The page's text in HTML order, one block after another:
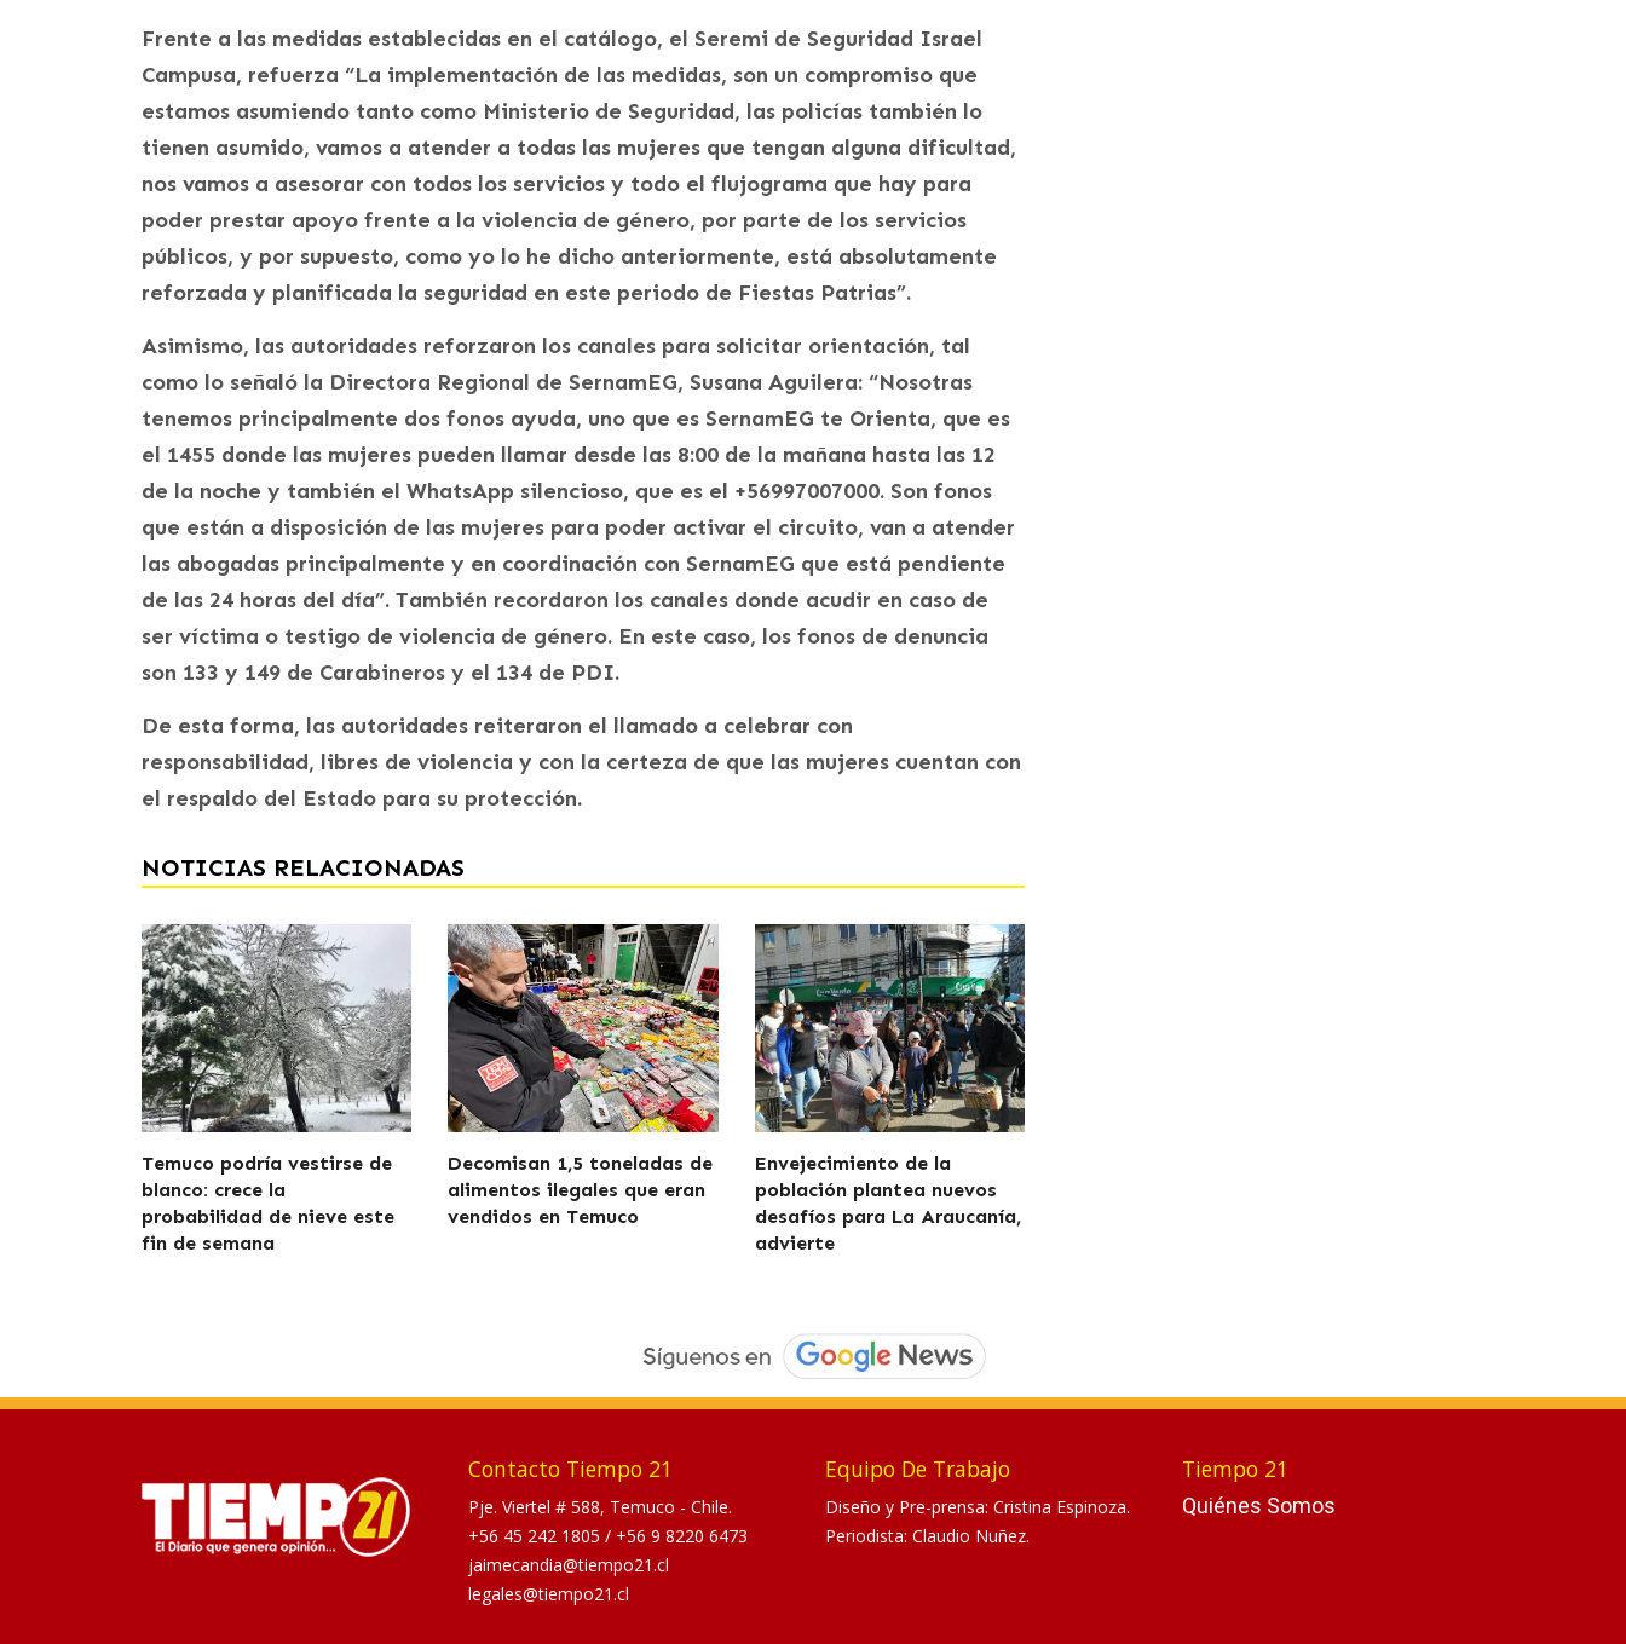
Frente a las medidas establecidas en el catálogo, el Seremi de Seguridad Israel
Campusa, refuerza “La implementación de las medidas, son un compromiso que
estamos asumiendo tanto como Ministerio de Seguridad, las policías también lo
tienen asumido, vamos a atender a todas las mujeres que tengan alguna dificultad,
nos vamos a asesorar con todos los servicios y todo el flujograma que hay para
poder prestar apoyo frente a la violencia de género, por parte de los servicios
públicos, y por supuesto, como yo lo he dicho anteriormente, está absolutamente
reforzada y planificada la seguridad en este periodo de Fiestas Patrias”.
Asimismo, las autoridades reforzaron los canales para solicitar orientación, tal
como lo señaló la Directora Regional de SernamEG, Susana Aguilera: “Nosotras
tenemos principalmente dos fonos ayuda, uno que es SernamEG te Orienta, que es
el 1455 donde las mujeres pueden llamar desde las 8:00 de la mañana hasta las 12
de la noche y también el WhatsApp silencioso, que es el +56997007000. Son fonos
que están a disposición de las mujeres para poder activar el circuito, van a atender
las abogadas principalmente y en coordinación con SernamEG que está pendiente
de las 24 horas del día”. También recordaron los canales donde acudir en caso de
ser víctima o testigo de violencia de género. En este caso, los fonos de denuncia
son 133 y 149 de Carabineros y el 134 de PDI.
De esta forma, las autoridades reiteraron el llamado a celebrar con
responsabilidad, libres de violencia y con la certeza de que las mujeres cuentan con
el respaldo del Estado para su protección.
NOTICIAS RELACIONADAS
Temuco podría vestirse de
blanco: crece la
probabilidad de nieve este
fin de semana
Decomisan 1,5 toneladas de
alimentos ilegales que eran
vendidos en Temuco
Envejecimiento de la
población plantea nuevos
desafíos para La Araucanía,
advierte
Contacto Tiempo 21
Pje. Viertel # 588, Temuco - Chile.
+56 45 242 1805 / +56 9 8220 6473
jaimecandia@tiempo21.cl
legales@tiempo21.cl
Equipo De Trabajo
Diseño y Pre-prensa: Cristina Espinoza.
Periodista: Claudio Nuñez.
Tiempo 21
Quiénes Somos